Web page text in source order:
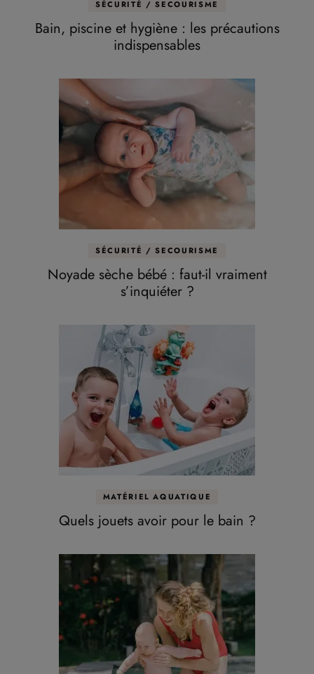
SÉCURITÉ / SECOURISME
Bain, piscine et hygiène : les précautions
indispensables
SÉCURITÉ / SECOURISME
Noyade sèche bébé : faut-il vraiment
s’inquiéter ?
MATÉRIEL AQUATIQUE
Quels jouets avoir pour le bain ?